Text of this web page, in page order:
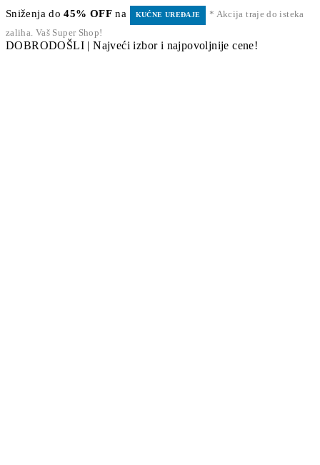
Sniženja do45% OFF na KUĆNE UREĐAJE
* Akcija traje do isteka
zaliha. Vaš Super Shop!
DOBRODOŠLI | Najveći izbor i najpovoljnije cene!